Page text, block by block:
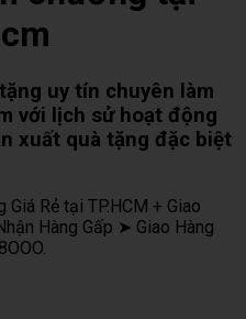
uy tín chuyên làm
với lịch sử hoạt động
xuất quà tặng đặc biệt
Rẻ tại TP.HCM + Giao
Hàng Gấp ➤ Giao Hàng